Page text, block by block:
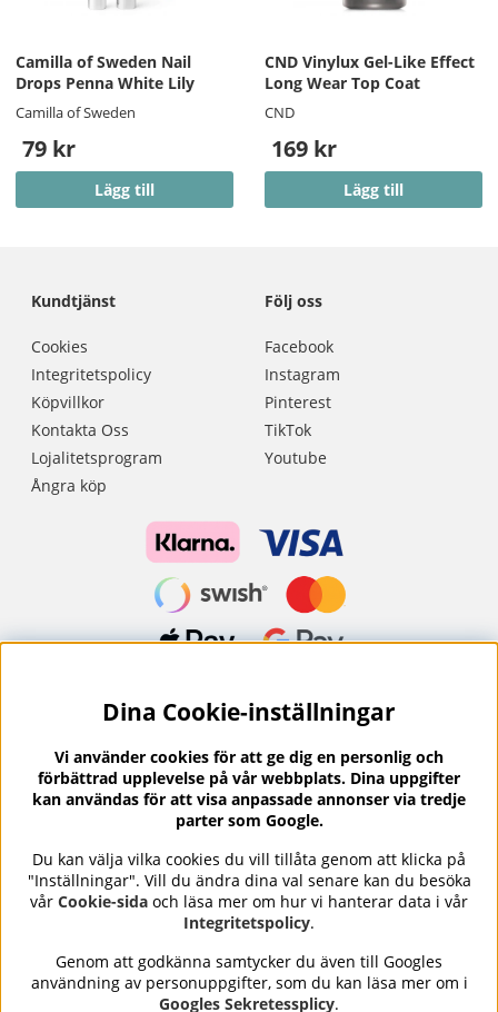
Camilla of Sweden Nail
Drops Penna White Lily
Camilla of Sweden
79 kr
Lägg till
CND Vinylux Gel-Like Effect
Long Wear Top Coat
CND
169 kr
Lägg till
Kundtjänst
Cookies
Integritetspolicy
Köpvillkor
Kontakta Oss
Lojalitetsprogram
Ångra köp
Följ oss
Facebook
Instagram
Pinterest
TikTok
Youtube
Nyhetsbrev?
I vårt nyhetsbrev får du ta del av nyheter och
erbjudanden.
Se våra omdömen på⭐ Trustpilot
Nails Body and Beautyerbjuder professionell hudvård,
Dina Cookie-inställningar
Vi använder cookies för att ge dig en personlig och
förbättrad upplevelse på vår webbplats. Dina uppgifter
kan användas för att visa anpassade annonser via tredje
parter som Google.
Du kan välja vilka cookies du vill tillåta genom att klicka på
"Inställningar". Vill du ändra dina val senare kan du besöka
vår Cookie-sida och läsa mer om hur vi hanterar data i vår
Integritetspolicy.
Genom att godkänna samtycker du även till Googles
användning av personuppgifter, som du kan läsa mer om i
Googles Sekretessplicy.